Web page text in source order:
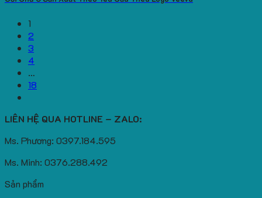
1
2
3
4
…
18
LIÊN HỆ QUA HOTLINE – ZALO:
Ms. Phương: 0397.184.595
Ms. Minh: 0376.288.492
Sản phẩm